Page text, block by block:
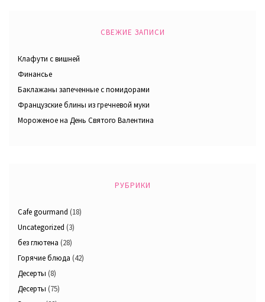
СВЕЖИЕ ЗАПИСИ
Клафути с вишней
Финансье
Баклажаны запеченные с помидорами
Французские блины из гречневой муки
Мороженое на День Святого Валентина
РУБРИКИ
Cafe gourmand (18)
Uncategorized (3)
без глютена (28)
Горячие блюда (42)
Десерты (8)
Десерты (75)